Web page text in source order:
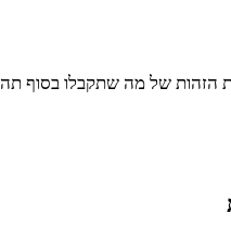
של מה שתקבלו בסוף